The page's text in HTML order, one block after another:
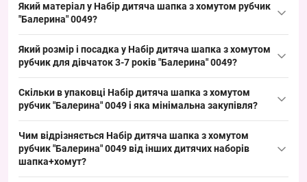
років "Балерина" Україна Оптом 0049 можна оптом з Одеси
сезонів весна/осінь добре тримає товарний інтерес і має
стабільний попит серед роздрібних точок.
Який матеріал у Набір дитяча шапка з хомутом рубчик
"Балерина" 0049?
комплектів на весняно-осінній сезон, гіпоалергенний і
закриває базовий попит на асортимент хомутів та шапок.
Який розмір і посадка у Набір дитяча шапка з хомутом
рубчик для дівчаток 3-7 років "Балерина" 0049?
років) — стандартний форм-фактор для таких наборів; посадка
вікові групи покупців.
Скільки в упаковці Набір дитяча шапка з хомутом
рубчик "Балерина" 0049 і яка мінімальна закупівля?
відрізнятися від фото. Мінімальне замовлення — упаковка;
замовляючи упаковкою, ви отримуєте комплект, який легко
Чим відрізняється Набір дитяча шапка з хомутом
рубчик "Балерина" 0049 від інших дитячих наборів
шапка+хомут?